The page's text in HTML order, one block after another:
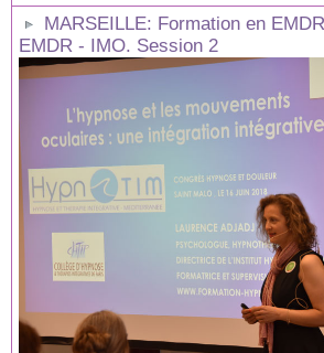
MARSEILLE: Formation en
EMDR - IMO. Session 2